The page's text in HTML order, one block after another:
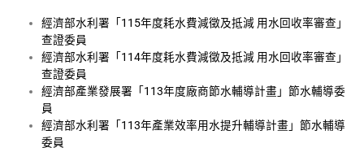
經濟部水利署「115年度耗水費減徵及抵減 用水回收率審查」
查證委員
經濟部水利署「114年度耗水費減徵及抵減 用水回收率審查」
查證委員
經濟部產業發展署「113年度廠商節水輔導計畫」節水輔導委
員
經濟部水利署「113年產業效率用水提升輔導計畫」節水輔導
委員